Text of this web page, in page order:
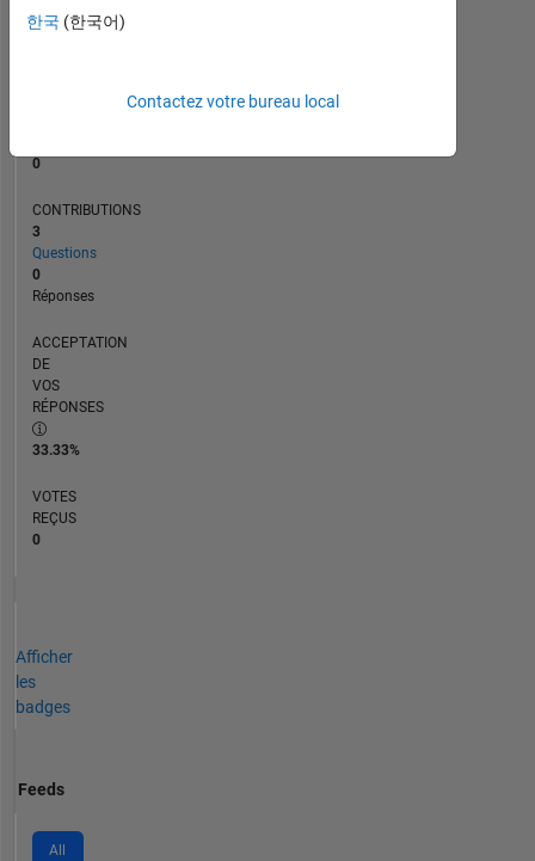
244
0
CONTRIBUTIONS
3
Questions
0
Réponses
ACCEPTATION
DE
VOS
RÉPONSES
33.33%
VOTES
REÇUS
0
Afficher
les
badges
Feeds
All
한국 (한국어)
Contactez votre bureau local